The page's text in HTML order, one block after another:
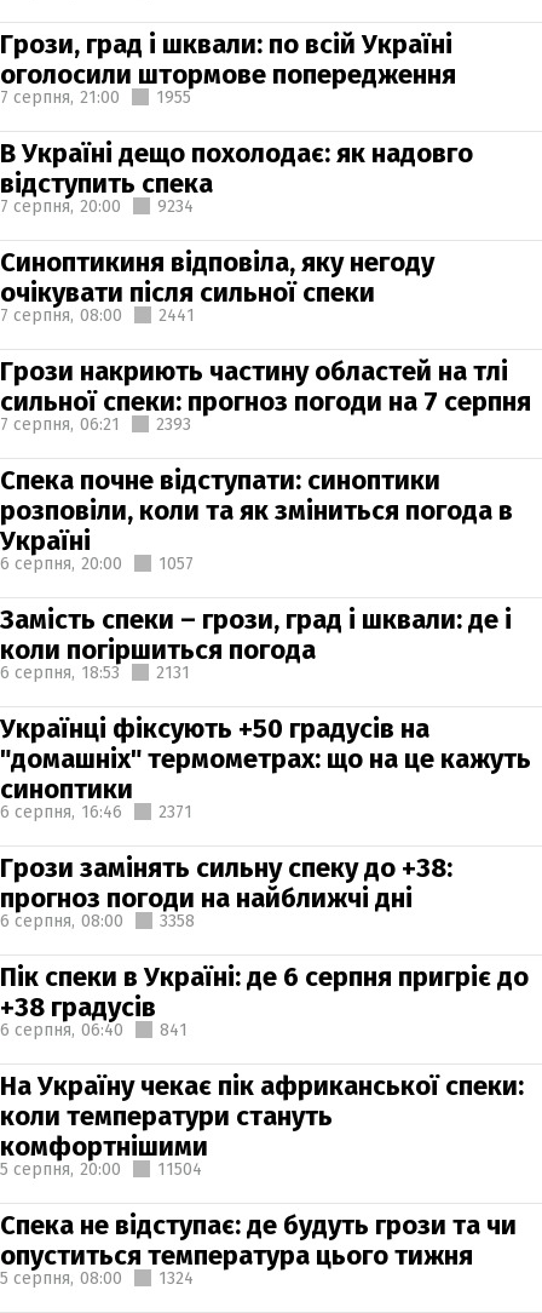
Грози, град і шквали: по всій Україні
оголосили штормове попередження
7 серпня, 21:00 1955
В Україні дещо похолодає: як надовго
відступить спека
7 серпня, 20:00 9234
Синоптикиня відповіла, яку негоду
очікувати після сильної спеки
7 серпня, 08:00 2441
Грози накриють частину областей на тлі
сильної спеки: прогноз погоди на 7 серпня
7 серпня, 06:21 2393
Спека почне відступати: синоптики
розповіли, коли та як зміниться погода в
Україні
6 серпня, 20:00 1057
Замість спеки – грози, град і шквали: де і
коли погіршиться погода
6 серпня, 18:53 2131
Українці фіксують +50 градусів на
"домашніх" термометрах: що на це кажуть
синоптики
6 серпня, 16:46 2371
Грози замінять сильну спеку до +38:
прогноз погоди на найближчі дні
6 серпня, 08:00 3358
Пік спеки в Україні: де 6 серпня пригріє до
+38 градусів
6 серпня, 06:40 841
На Україну чекає пік африканської спеки:
коли температури стануть
комфортнішими
5 серпня, 20:00 11504
Спека не відступає: де будуть грози та чи
опуститься температура цього тижня
5 серпня, 08:00 1324